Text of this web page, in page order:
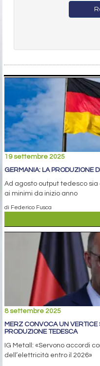
19 settembre 2025
GERMANIA: LA PRODUZIONE
Ad agosto output tedesco
ai minimi da inizio anno
di Federico Fusca
8 settembre 2025
MERZ CONVOCA UN VERTICE
PRODUZIONE TEDESCA
IG Metall: «Servono accordi
dell’elettricità entro il 2026»